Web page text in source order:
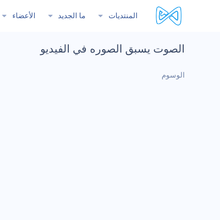
المنتديات ما الجديد الأعضاء
الصوت يسبق الصوره في الفيديو
الوسوم